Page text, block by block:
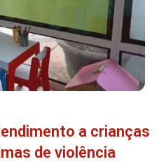
a crianças
de violência